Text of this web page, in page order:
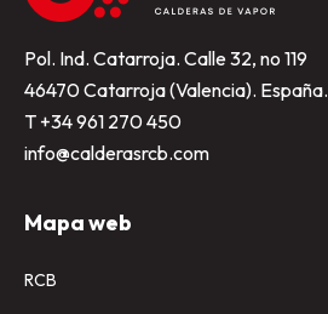
Pol. Ind. Catarroja. Calle 32, no 119
46470 Catarroja (Valencia). España.
T +34 961 270 450
info@calderasrcb.com
Mapa web
RCB